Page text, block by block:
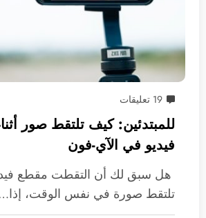
19 تعليقات
للمبتدئين: كيف تلتقط صور
فيديو في الآي-فون
هل سبق لك أن التقطت مقطع
تلتقط صورة في نفس الوقت،